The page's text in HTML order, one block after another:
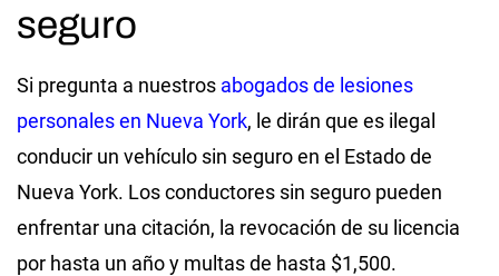
seguro
Si pregunta a nuestros abogados de lesiones
personales en Nueva York, le dirán que es ilegal
conducir un vehículo sin seguro en el Estado de
Nueva York. Los conductores sin seguro pueden
enfrentar una citación, la revocación de su licencia
por hasta un año y multas de hasta $1,500.